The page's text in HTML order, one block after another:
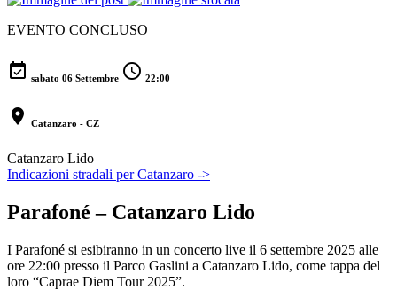
EVENTO CONCLUSO
event_available sabato 06 Settembre schedule 22:00
location_on Catanzaro - CZ
Catanzaro Lido
Indicazioni stradali per Catanzaro ->
Parafoné – Catanzaro Lido
I Parafoné si esibiranno in un concerto live il 6 settembre 2025 alle
ore 22:00 presso il Parco Gaslini a Catanzaro Lido, come tappa del
loro “Caprae Diem Tour 2025”.